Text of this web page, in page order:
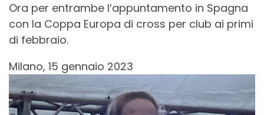
Ora per entrambe l’appuntamento in Spagna
con la Coppa Europa di cross per club ai primi
di febbraio.
Milano, 15 gennaio 2023